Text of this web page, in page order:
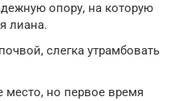
опору, на которую
лиана.
слегка утрамбовать
место, но первое время